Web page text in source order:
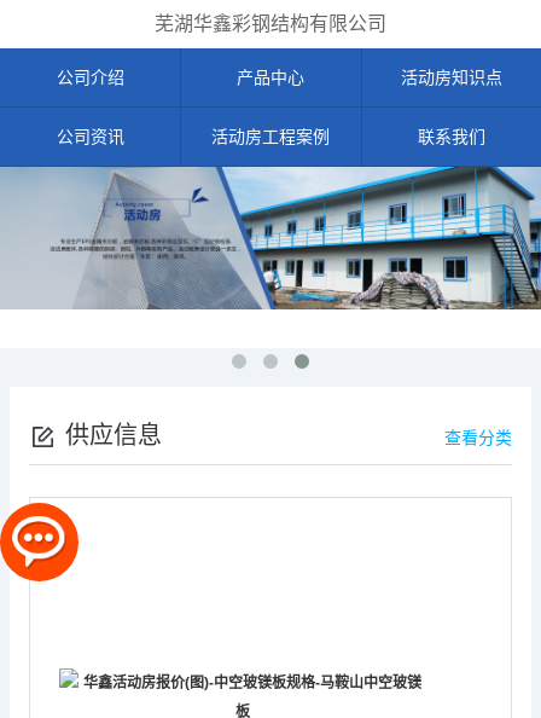
芜湖华鑫彩钢结构有限公司
公司介绍 产品中心 活动房知识点
公司资讯 活动房工程案例 联系我们
供应信息 查看分类